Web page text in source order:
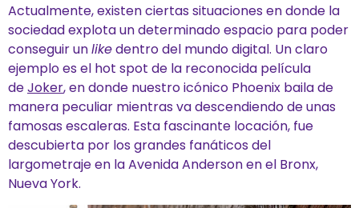
Actualmente, existen ciertas situaciones en donde la
sociedad explota un determinado espacio para poder
conseguir unlikedentro del mundo digital. Un claro
ejemplo es el hot spot de la reconocida película
deJoker, en donde nuestro icónico Phoenix baila de
manera peculiar mientras va descendiendo de unas
famosas escaleras. Esta fascinante locación, fue
descubierta por los grandes fanáticos del
largometraje en la Avenida Anderson en el Bronx,
Nueva York.